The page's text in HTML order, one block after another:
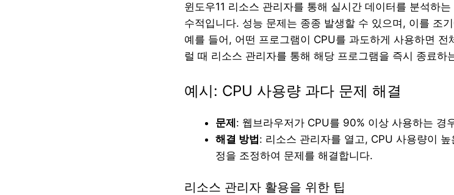
윈도우11 리소스 관리자를 통해 실시간 데이터를 분석하
수적입니다. 성능 문제는 종종 발생할 수 있으며, 이를 조
예를 들어, 어떤 프로그램이 CPU를 과도하게 사용하면
럴 때 리소스 관리자를 통해 해당 프로그램을 즉시 종료하
예시: CPU 사용량 과다 문제 해결
문제 : 웹브라우저가 CPU를 90% 이상 사용하는 경
해결 방법 : 리소스 관리자를 열고, CPU 사용량이
정을 조정하여 문제를 해결합니다.
리소스 관리자 활용을 위한 팁